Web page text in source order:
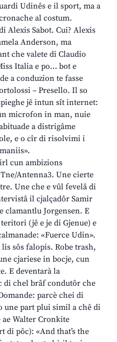
Udinês e il sport, ma a
al costum.
Alexis Sabot. Cui? Alexis
Anderson, ma
che valete di Claudio
Italia e po… bot e
a conduzion te fasse
– Presello. Il so
jê intun sît internet:
microfon in man, nuie
a distrigâme
e o cîr di risolvimi i
cun ambizions
Antenna3. Une cierte
Une che e vûl fevelâ di
il cjalçadôr Samir
clamantlu Jorgensen. E
(jê e je di Gjenue) e
«Fuerce Udin».
sôs falopis. Robe trash,
cjariese in bocje, cun
E deventarà la
di chel brâf condutôr che
parcè chei di
une part plui simil a chê di
ae Walter Cronkite
di pôc): «And that’s the